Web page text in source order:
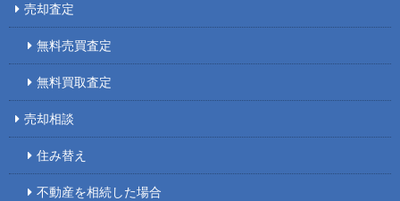
売却査定
無料売買査定
無料買取査定
売却相談
住み替え
不動産を相続した場合